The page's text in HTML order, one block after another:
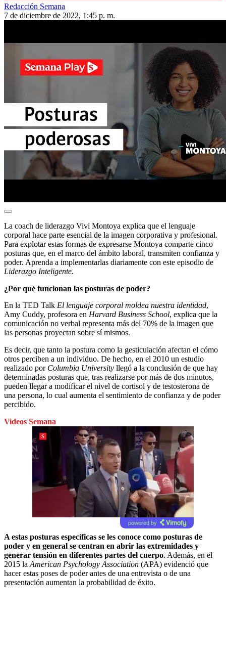
Redacción Semana
7 de diciembre de 2022, 1:45 p. m.
La coach de liderazgo Vivi Montoya explica que el lenguaje
corporal hace parte esencial de la imagen corporativa y profesional.
Para explotar estas formas de expresarse Montoya comparte cinco
posturas que, en el marco del ámbito laboral, transmiten confianza y
poder. Aprenda a implementarlas diariamente con este episodio de
Liderazgo Inteligente.
¿Por qué funcionan las posturas de poder?
En la TED Talk El lenguaje corporal moldea nuestra identidad,
Amy Cuddy, profesora en Harvard Business School, explica que la
comunicación no verbal representa más del 70% de la imagen que
las personas proyectan sobre sí mismos.
Es decir, que tanto la postura como la gesticulación afectan el cómo
otros perciben a un individuo. De hecho, en el 2010 un estudio
realizado por Columbia University llegó a la conclusión de que hay
determinadas posturas que, tras realizarse por más de dos minutos,
pueden llegar a modificar el nivel de cortisol y de testosterona de
una persona, lo cual aumenta el sentimiento de confianza y de poder
percibido.
Videos Semana
powered by
A estas posturas específicas se les conoce como posturas de
poder y en general se centran en abrir las extremidades y
generar tensión en diferentes partes del cuerpo. Además, en el
2015 la American Psychology Association (APA) evidenció que
hacer estas poses de poder antes de una entrevista o de una
presentación aumentan la probabilidad de éxito.